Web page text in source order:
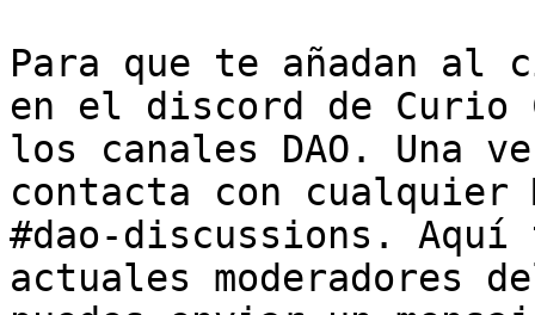
Para que te añadan al
en el discord de Curio
los canales DAO. Una
contacta con cualquier
#dao-discussions.
actuales moderadores